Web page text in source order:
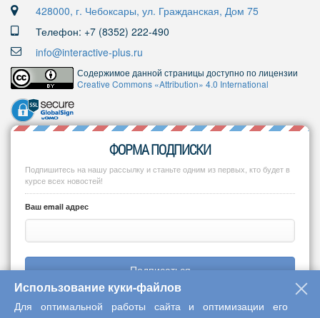
428000, г. Чебоксары, ул. Гражданская, Дом 75
Телефон: +7 (8352) 222-490
info@interactive-plus.ru
Содержимое данной страницы доступно по лицензии
Creative Commons «Attribution» 4.0 International
ФОРМА ПОДПИСКИ
Подпишитесь на нашу рассылку и станьте одним из первых, кто будет в
курсе всех новостей!
Ваш email адрес
Подписаться
Использование куки-файлов
Для оптимальной работы сайта и оптимизации его